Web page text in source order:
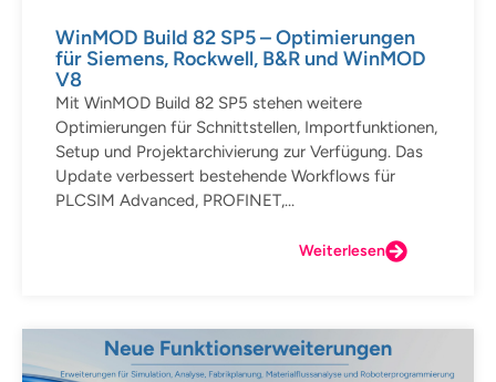
WinMOD Build 82 SP5 – Optimierungen
für Siemens, Rockwell, B&R und WinMOD
V8
Mit WinMOD Build 82 SP5 stehen weitere
Optimierungen für Schnittstellen, Importfunktionen,
Setup und Projektarchivierung zur Verfügung. Das
Update verbessert bestehende Workflows für
PLCSIM Advanced, PROFINET,...
Weiterlesen